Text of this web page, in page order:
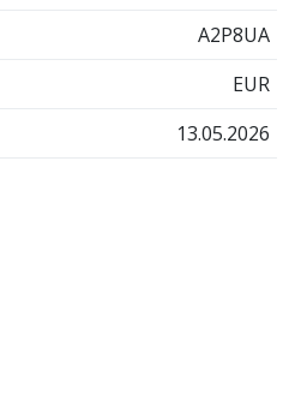
A2P8UA
EUR
13.05.2026